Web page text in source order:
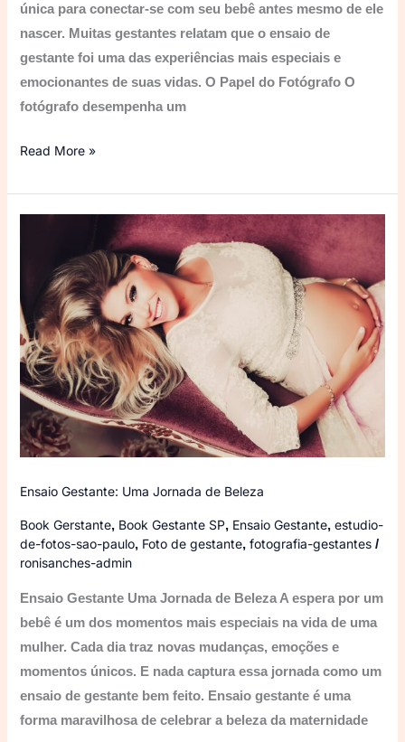
única para conectar-se com seu bebê antes mesmo de ele
nascer. Muitas gestantes relatam que o ensaio de
gestante foi uma das experiências mais especiais e
emocionantes de suas vidas. O Papel do Fotógrafo O
fotógrafo desempenha um
Read More »
Ensaio Gestante: Uma Jornada de Beleza
Book Gerstante, Book Gestante SP, Ensaio Gestante,estudio-
de-fotos-sao-paulo, Foto de gestante,fotografia-gestantes /
ronisanches-admin
Ensaio Gestante Uma Jornada de Beleza A espera por um
bebê é um dos momentos mais especiais na vida de uma
mulher. Cada dia traz novas mudanças, emoções e
momentos únicos. E nada captura essa jornada como um
ensaio de gestante bem feito. Ensaio gestante é uma
forma maravilhosa de celebrar a beleza da maternidade
Jornada
de
Beleza